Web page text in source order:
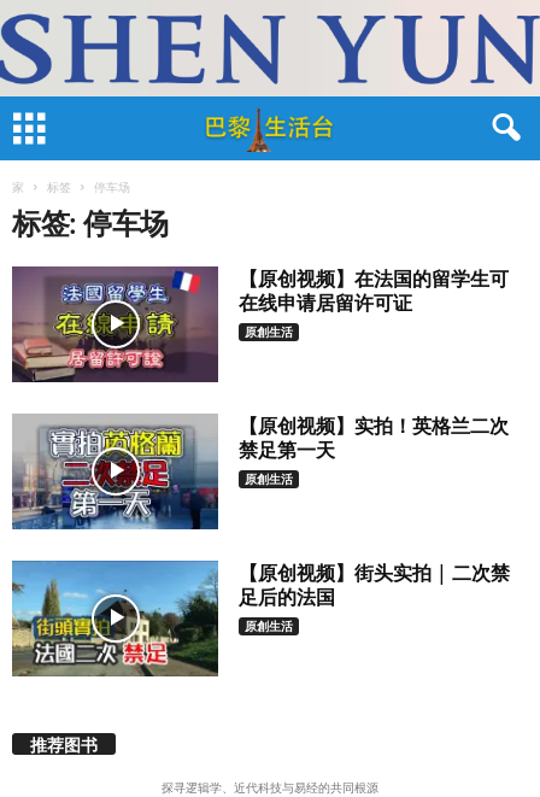
家 标签 停车场
标签: 停车场
【原创视频】在法国的留学生可
在线申请居留许可证
原創生活
【原创视频】实拍！英格兰二次
禁足第一天
原創生活
【原创视频】街头实拍 | 二次禁
足后的法国
原創生活
推荐图书
探寻逻辑学、近代科技与易经的共同根源